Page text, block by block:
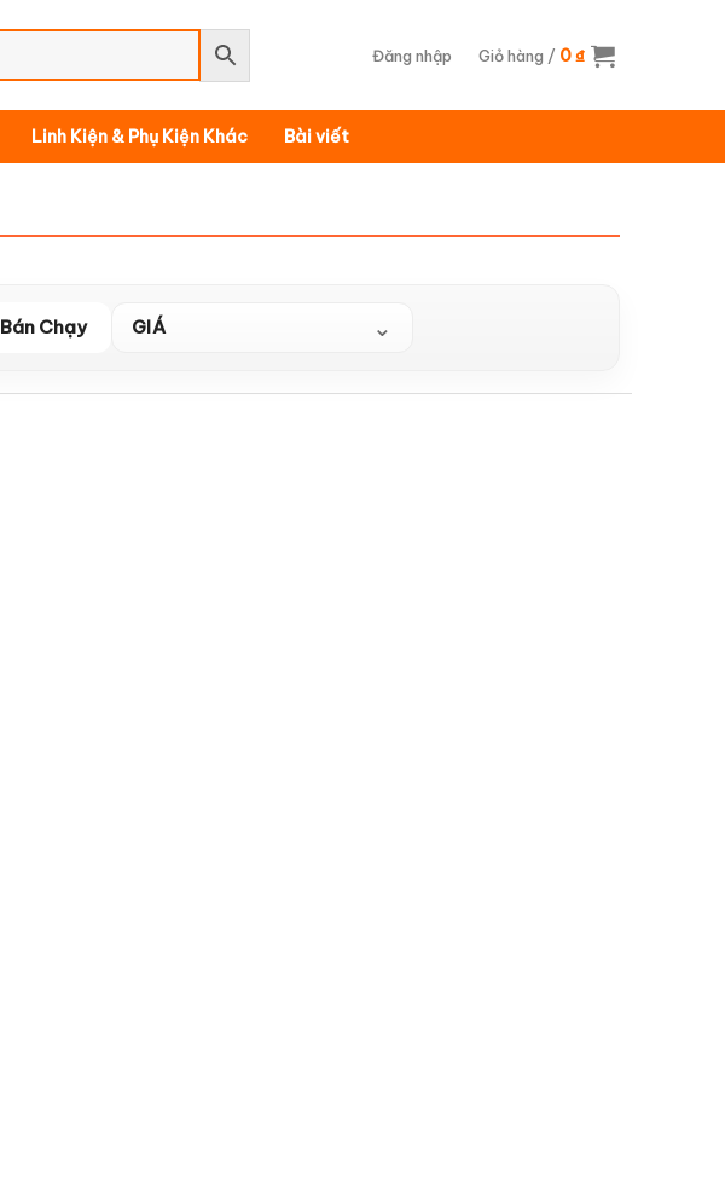
Đăng nhập Giỏ hàng / 0₫
Linh Kiện & Phụ Kiện Khác Bài viết
Bán Chạy GIÁ ⌄